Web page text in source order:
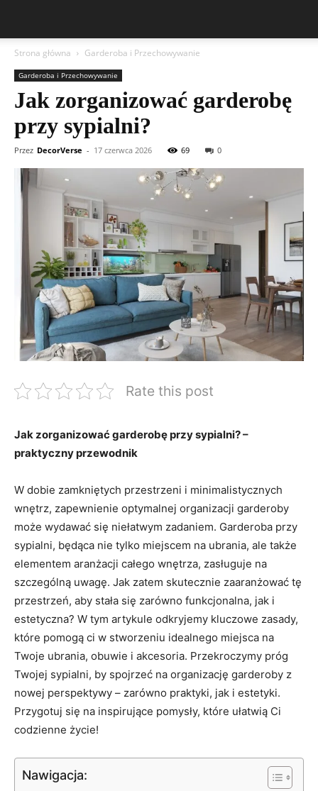
Strona główna Garderoba i Przechowywanie
Garderoba i Przechowywanie
Jak zorganizować garderobę
przy sypialni?
Przez DecorVerse - 17 czerwca 2026 69 0
Rate this post
Jak zorganizować garderobę przy⁤ sypialni? –
praktyczny przewodnik
W dobie zamkniętych przestrzeni i minimalistycznych
wnętrz, ⁤zapewnienie optymalnej organizacji garderoby
może wydawać się ⁣niełatwym zadaniem. Garderoba przy
sypialni, będąca nie⁤ tylko miejscem na ‌ubrania, ale także
elementem aranżacji całego wnętrza, zasługuje na
szczególną uwagę. Jak zatem skutecznie zaaranżować ⁢tę
przestrzeń, aby stała się zarówno funkcjonalna, jak i
estetyczna? W tym artykule⁤ odkryjemy kluczowe zasady,
które pomogą ci w stworzeniu idealnego miejsca na
Twoje ​ubrania, obuwie i akcesoria. Przekroczymy próg
Twojej sypialni, by spojrzeć na organizację garderoby z
nowej perspektywy – zarówno praktyki, jak i‌ estetyki.
Przygotuj się na inspirujące pomysły, ⁣które ułatwią Ci
codzienne życie!
Nawigacja: